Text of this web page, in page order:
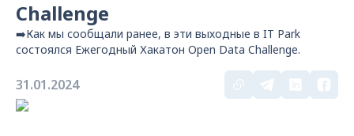
Challenge
➡️Как мы сообщали ранее, в эти выходные в IT Park
состоялся Ежегодный Хакатон Open Data Challenge.
31.01.2024